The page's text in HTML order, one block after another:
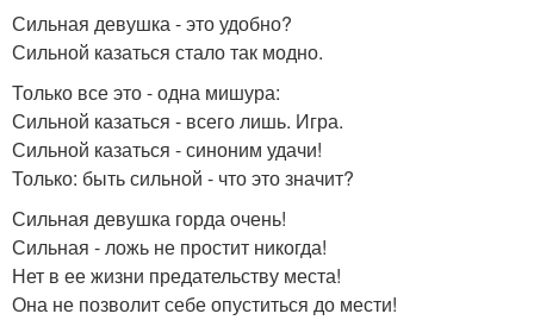
Сильная девушка - это удобно?
Сильной казаться стало так модно.
Только все это - одна мишура:
Сильной казаться - всего лишь. Игра.
Сильной казаться - синоним удачи!
Только: быть сильной - что это значит?
Сильная девушка горда очень!
Сильная - ложь не простит никогда!
Нет в ее жизни предательству места!
Она не позволит себе опуститься до мести!